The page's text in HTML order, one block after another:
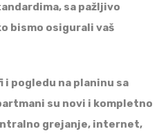
sa pažljivo
bismo osigurali vaš
pogledu na planinu sa
su novi i kompletno
grejanje, internet,